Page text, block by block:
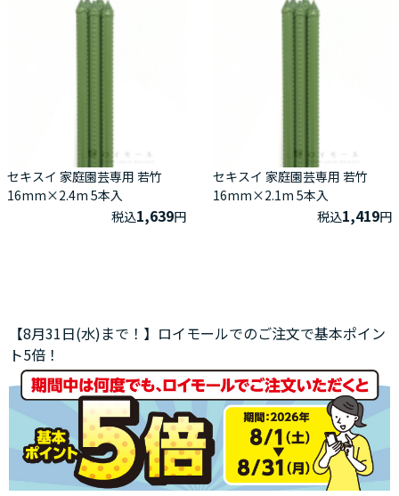
セキスイ 家庭園芸専用 若竹
16mm×2.4m 5本入
税込1,639円
セキスイ 家庭園芸専用 若竹
16mm×2.1m 5本入
税込1,419円
【8月31日(水)まで！】ロイモールでのご注文で基本ポイン
ト5倍！